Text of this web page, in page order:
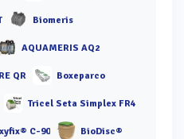
Biomeris
AQUAMERIS AQ2
QR Boxeparco
Tricel Seta Simplex FR4
C-90 BioDisc®